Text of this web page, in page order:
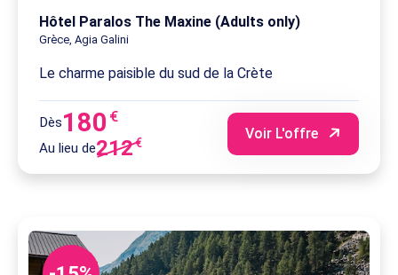
Hôtel Paralos The Maxine (Adults only)
Grèce, Agia Galini
Le charme paisible du sud de la Crète
Dès180 €
Au lieu de212€
Voir L'offre